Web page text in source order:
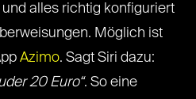
alles richtig konfiguriert
Möglich ist
Azimo. Sagt Siri dazu:
20 Euro“. So eine